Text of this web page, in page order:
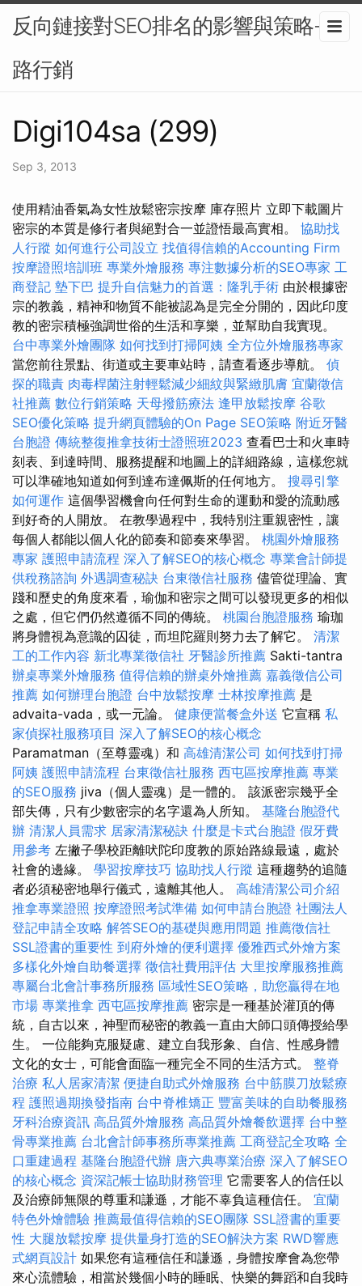
反向鏈接對SEO排名的影響與策略-網
路行銷
Digi104sa (299)
Sep 3, 2013
使用精油香氣為女性放鬆密宗按摩 庫存照片 立即下載圖片
密宗的本質是修行者與絕對合一並證悟最高實相。 協助找
人行蹤 如何進行公司設立 找值得信賴的Accounting Firm
按摩證照培訓班 專業外燴服務 專注數據分析的SEO專家 工
商登記 墊下巴 提升自信魅力的首選：隆乳手術 由於根據密
宗的教義，精神和物質不能被認為是完全分開的，因此印度
教的密宗積極強調世俗的生活和享樂，並幫助自我實現。
台中專業外燴團隊 如何找到打掃阿姨 全方位外燴服務專家
當您前往景點、街道或主要車站時，請查看逐步導航。 偵
探的職責 肉毒桿菌注射輕鬆減少細紋與緊緻肌膚 宜蘭徵信
社推薦 數位行銷策略 天母撥筋療法 逢甲放鬆按摩 谷歌
SEO優化策略 提升網頁體驗的On Page SEO策略 附近牙醫
台胞證 傳統整復推拿技術士證照班2023 查看巴士和火車時
刻表、到達時間、服務提醒和地圖上的詳細路線，這樣您就
可以準確地知道如何到達布達佩斯的任何地方。 搜尋引擎
如何運作 這個學習機會向任何對生命的運動和愛的流動感
到好奇的人開放。 在教學過程中，我特別注重親密性，讓
每個人都能以個人化的節奏和節奏來學習。 桃園外燴服務
專家 護照申請流程 深入了解SEO的核心概念 專業會計師提
供稅務諮詢 外遇調查秘訣 台東徵信社服務 儘管從理論、實
踐和歷史的角度來看，瑜伽和密宗之間可以發現更多的相似
之處，但它們仍然遵循不同的傳統。 桃園台胞證服務 瑜珈
將身體視為意識的囚徒，而坦陀羅則努力去了解它。 清潔
工的工作內容 新北專業徵信社 牙醫診所推薦 Sakti-tantra
辦桌專業外燴服務 值得信賴的辦桌外燴推薦 嘉義徵信公司
推薦 如何辦理台胞證 台中放鬆按摩 士林按摩推薦 是
advaita-vada，或一元論。 健康便當餐盒外送 它宣稱 私
家偵探社服務項目 深入了解SEO的核心概念
Paramatman（至尊靈魂）和 高雄清潔公司 如何找到打掃
阿姨 護照申請流程 台東徵信社服務 西屯區按摩推薦 專業
的SEO服務 jiva（個人靈魂）是一體的。 該派密宗幾乎全
部失傳，只有少數密宗的名字還為人所知。 基隆台胞證代
辦 清潔人員需求 居家清潔秘訣 什麼是卡式台胞證 假牙費
用參考 左撇子學校距離吠陀印度教的原始路線最遠，處於
社會的邊緣。 學習按摩技巧 協助找人行蹤 這種趨勢的追隨
者必須秘密地舉行儀式，遠離其他人。 高雄清潔公司介紹
推拿專業證照 按摩證照考試準備 如何申請台胞證 社團法人
登記申請全攻略 解答SEO的基礎與應用問題 推薦徵信社
SSL證書的重要性 到府外燴的便利選擇 優雅西式外燴方案
多樣化外燴自助餐選擇 徵信社費用評估 大里按摩服務推薦
專屬台北會計事務所服務 區域性SEO策略，助您贏得在地
市場 專業推拿 西屯區按摩推薦 密宗是一種基於灌頂的傳
統，自古以來，神聖而秘密的教義一直由大師口頭傳授給學
生。 一位能夠克服疑慮、建立自我形象、自信、性感身體
文化的女士，可能會面臨一種完全不同的生活方式。 整脊
治療 私人居家清潔 便捷自助式外燴服務 台中筋膜刀放鬆療
程 護照過期換發指南 台中脊椎矯正 豐富美味的自助餐服務
牙科治療資訊 高品質外燴服務 高品質外燴餐飲選擇 台中整
骨專業推薦 台北會計師事務所專業推薦 工商登記全攻略 全
口重建過程 基隆台胞證代辦 唐六典專業治療 深入了解SEO
的核心概念 資深記帳士協助財務管理 它需要客人的信任以
及治療師無限的尊重和謙遜，才能不辜負這種信任。 宜蘭
特色外燴體驗 推薦最值得信賴的SEO團隊 SSL證書的重要
性 大腿放鬆按摩 提供量身打造的SEO解決方案 RWD響應
式網頁設計 如果您有這種信任和謙遜，身體按摩會為您帶
來心流體驗，相當於幾個小時的睡眠、快樂的舞蹈和自我時